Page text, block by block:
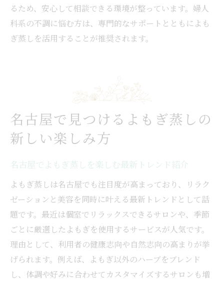
るため、安心して相談できる環境が整っています。婦人
科系の不調に悩む方は、専門的なサポートとともによも
ぎ蒸しを活用することが推奨されます。
名古屋で見つけるよもぎ蒸しの
新しい楽しみ方
名古屋でよもぎ蒸しを楽しむ最新トレンド紹介
よもぎ蒸しは名古屋でも注目度が高まっており、リラク
ゼーションと美容を同時に叶える最新トレンドとして話
題です。最近は個室でリラックスできるサロンや、季節
ごとに厳選したよもぎを使用するサービスが人気です。
理由として、利用者の健康志向や自然志向の高まりが挙
げられます。例えば、よもぎ以外のハーブをブレンド
し、体調や好みに合わせてカスタマイズするサロンも増